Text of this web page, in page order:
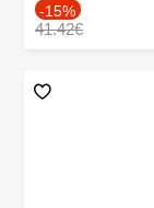
-15%
41.42€